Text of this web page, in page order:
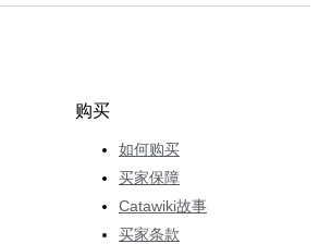
购买
如何购买
买家保障
Catawiki故事
买家条款